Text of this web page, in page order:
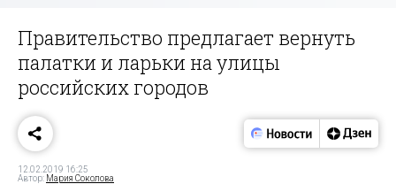
Правительство предлагает вернуть
палатки и ларьки на улицы
российских городов
12.02.2019 16:25
Автор: Мария Соколова